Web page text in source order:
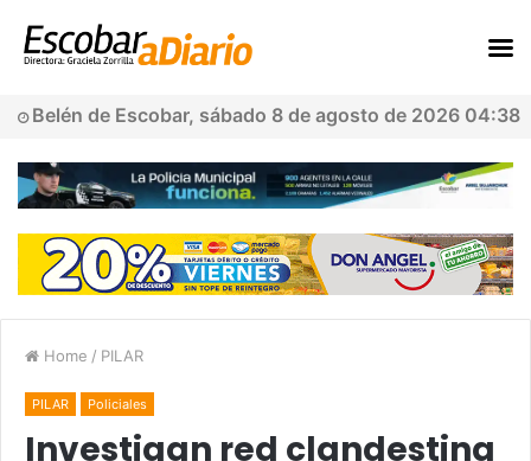
Belén de Escobar, sábado 8 de agosto de 2026 04:38
Home / PILAR
PILAR Policiales
Investigan red clandestina